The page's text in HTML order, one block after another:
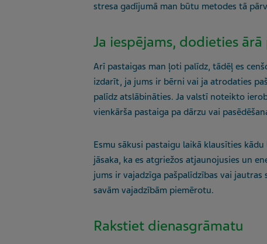
stresa gadījumā man būtu metodes tā
Ja iespējams, dodieties
Arī pastaigas man ļoti palīdz, tādēļ es
izdarīt, ja jums ir bērni vai ja atrodaties
palīdz atslābināties. Ja valstī noteikto
vienkārša pastaiga pa dārzu vai
Esmu sākusi pastaigu laikā klausīties
jāsaka, ka es atgriežos atjaunojusies un
jums ir vajadzīga pašpalīdzības vai
savām vajadzībām piemērotu.
Rakstiet dienasgrāmatu